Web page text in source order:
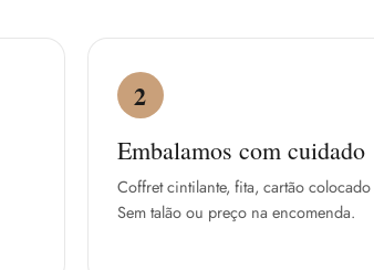
2
Embalamos com cuidado
Coffret cintilante, fita, cartão
Sem talão ou preço na encomenda.